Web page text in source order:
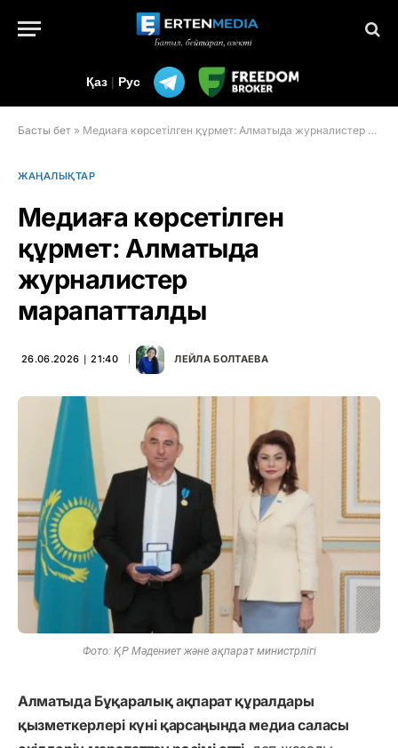
Қаз | Рус
Басты бет » Медиаға көрсетілген құрмет: Алматыда журналистер марапатталды
ЖАҢАЛЫҚТАР
Медиаға көрсетілген
құрмет: Алматыда
журналистер
марапатталды
26.06.2026 ∣ 21:40 ЛЕЙЛА БОЛТАЕВА
Фото: ҚР Мәдениет және ақпарат министрлігі
Алматыда Бұқаралық ақпарат құралдары
қызметкерлері күні қарсаңында медиа саласы